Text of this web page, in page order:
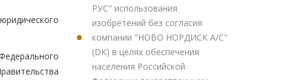
РУС" использования
изобретений без согласия
компании "НОВО НОРДИСК А/С"
(DK) в целях обеспечения
населения Российской